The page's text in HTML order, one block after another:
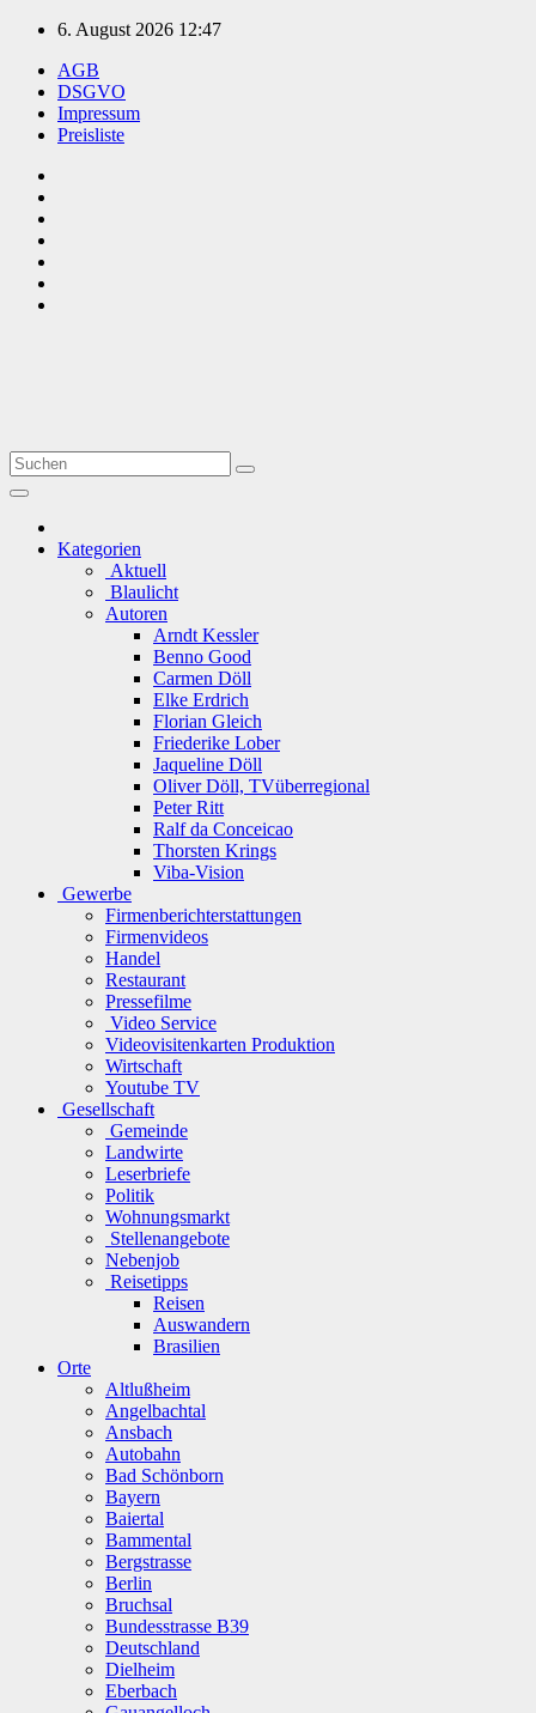
Zum
springen
6. August 2026 12:47
AGB
DSGVO
Impressum
Preisliste
Kategorien
Aktuell
Blaulicht
Autoren
Arndt Kessler
Benno Good
Carmen Döll
Elke Erdrich
Florian Gleich
Friederike Lober
Jaqueline Döll
Oliver Döll, TVüberregional
Peter Ritt
Ralf da Conceicao
Thorsten Krings
Viba-Vision
Gewerbe
Firmenberichterstattungen
Firmenvideos
Handel
Restaurant
Pressefilme
Video Service
Videovisitenkarten Produktion
Wirtschaft
Youtube TV
Gesellschaft
Gemeinde
Landwirte
Leserbriefe
Politik
Wohnungsmarkt
Stellenangebote
Nebenjob
Reisetipps
Reisen
Auswandern
Brasilien
Orte
Altlußheim
Angelbachtal
Ansbach
Autobahn
Bad Schönborn
Bayern
Baiertal
Bammental
Bergstrasse
Berlin
Bruchsal
Bundesstrasse B39
Deutschland
Dielheim
Eberbach